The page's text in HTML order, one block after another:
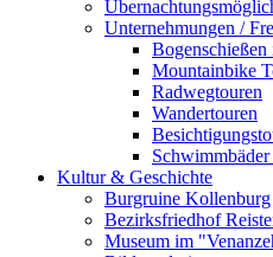
Unternehmungen /
Mountainbike
Radwegtouren
Wandertouren
Kultur & Geschichte
Burgruine Kollenburg
Bezirksfriedhof
Museum im